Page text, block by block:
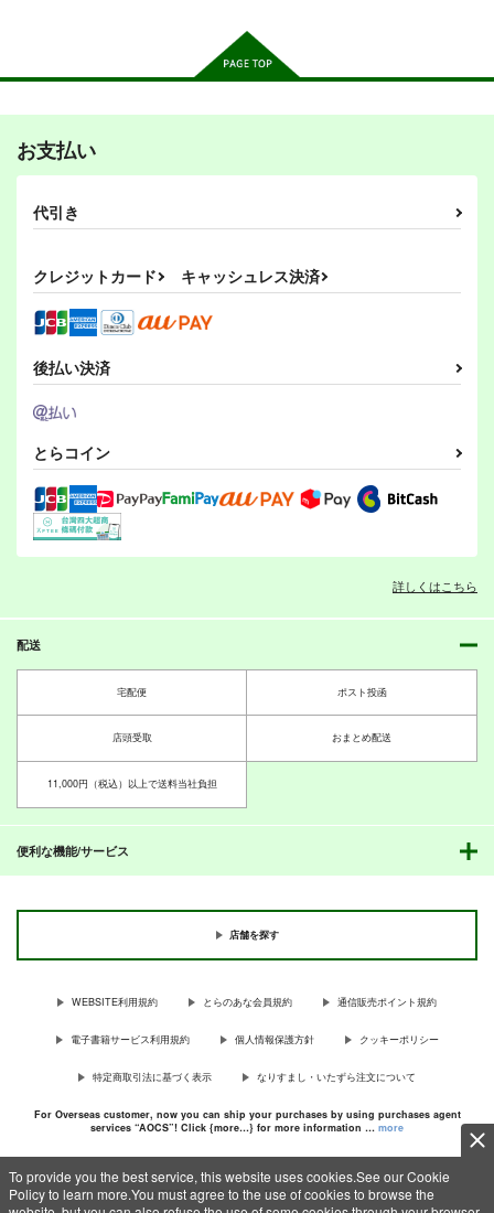
To provide you the best service, this website uses cookies.See our Cookie
Policy to learn more.You must agree to the use of cookies to browse the
その後のDB真15巻
専売 1,210円（税込）
孫悟空
孫悟飯
サンプル
カート
ひらいて
専売 550円（税込）
レコレータ
PI-21
専売 330円（税込）
PI-20
ぱるくす
330円（税込）
THE IDOLM@STER MILLION LIVE!
北沢志保
最上静香
田中琴葉
ぱるくす
330円（税込）
北沢志保
最上静香
330円（税込）
七尾百合子×望月杏奈
ぱるくす
専売 330円（税込）
PI-16
ぱるくす
専売 330円（税込）
PI-15
ぱるくす
専売 330円（税込）
お支払い
代引き
クレジットカード キャッシュレス決済
後払い決済
とらコイン
詳しくはこちら
配送
宅配便 ポスト投函
店頭受取 おまとめ配送
11,000円（税込）以上で送料当社負担
便利な機能/サービス
店舗を探す
WEBSITE利用規約 とらのあな会員規約 通信販売ポイント規約
電子書籍サービス利用規約 個人情報保護方針 クッキーポリシー
特定商取引法に基づく表示 なりすまし・いたずら注文について
For Overseas customer, now you can ship your purchases by using purchases agent
services “AOCS”! Click {more…} for more information … more
c TORANOANA Inc, All Rights Reserved.